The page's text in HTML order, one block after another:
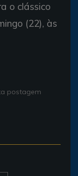
o clássico
(22), às
postagem